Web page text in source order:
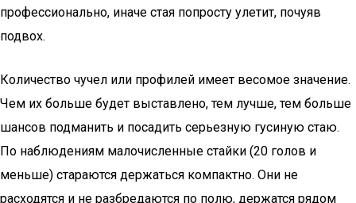
профессионально, иначе стая попросту улетит, почуяв
подвох.
Количество чучел или профилей имеет весомое значение.
Чем их больше будет выставлено, тем лучше, тем больше
шансов подманить и посадить серьезную гусиную стаю.
По наблюдениям малочисленные стайки (20 голов и
меньше) стараются держаться компактно. Они не
расходятся и не разбредаются по полю, держатся рядом